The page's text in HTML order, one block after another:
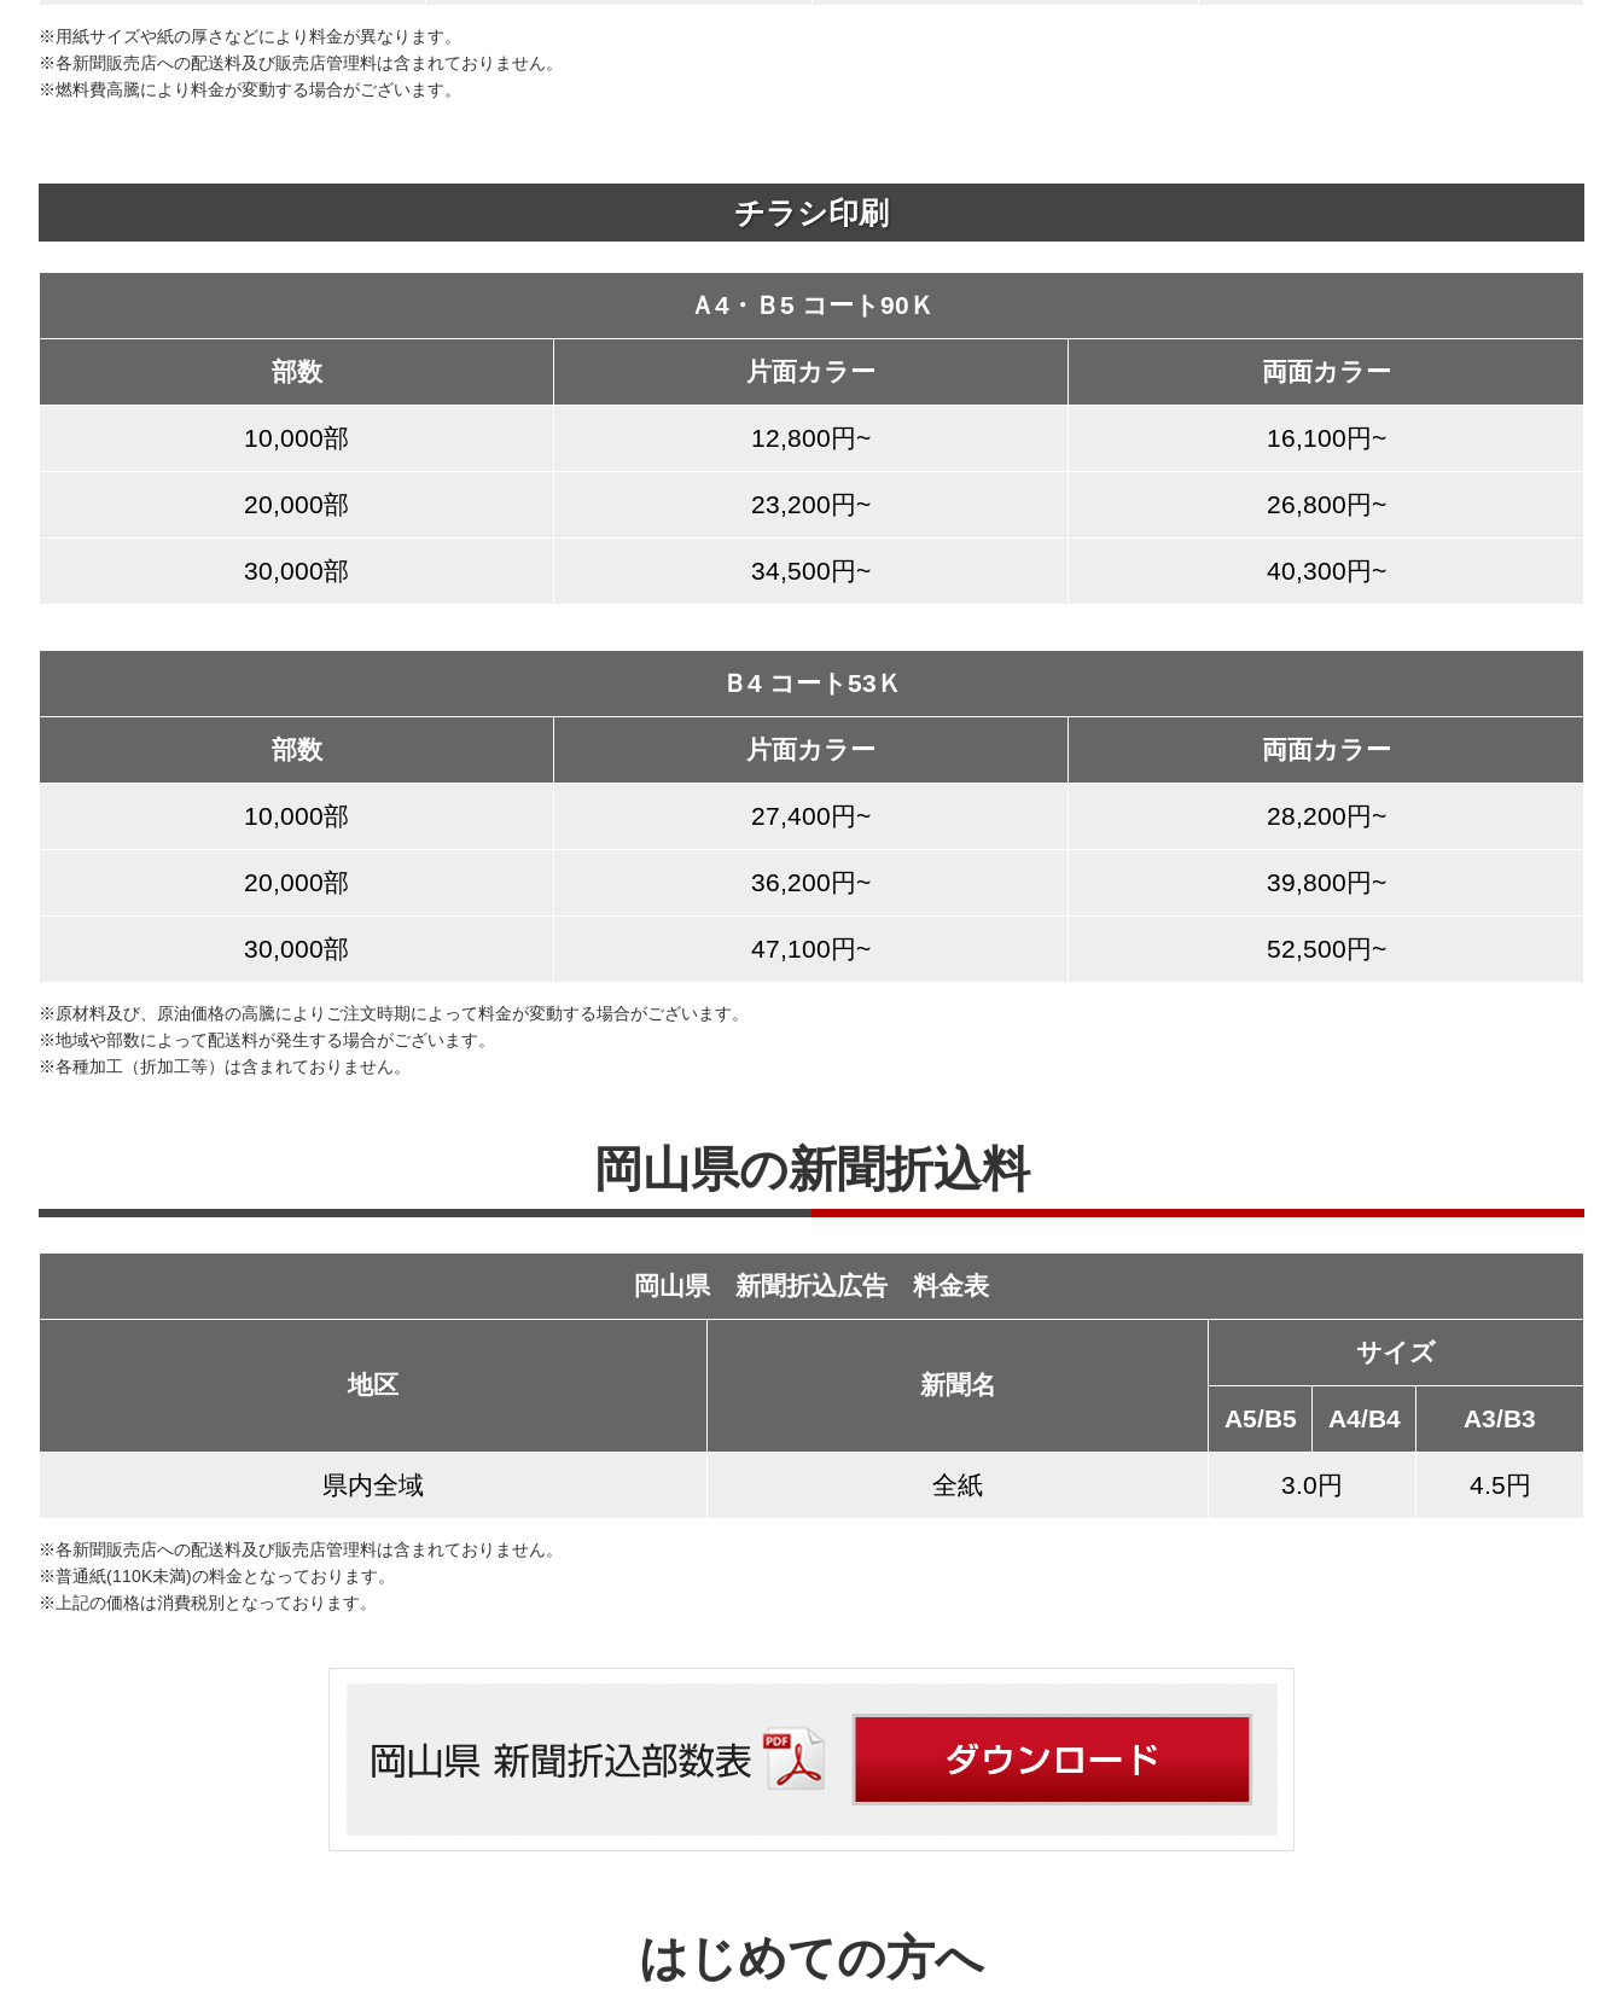
※用紙サイズや紙の厚さなどにより料金が異なります。
※各新聞販売店への配送料及び販売店管理料は含まれておりません。
※燃料費高騰により料金が変動する場合がございます。
チラシ印刷
Ａ4・Ｂ5 コート90Ｋ
部数 片面カラー 両面カラー
10,000部 12,800円~ 16,100円~
20,000部 23,200円~ 26,800円~
30,000部 34,500円~ 40,300円~
Ｂ4 コート53Ｋ
部数 片面カラー 両面カラー
10,000部 27,400円~ 28,200円~
20,000部 36,200円~ 39,800円~
30,000部 47,100円~ 52,500円~
※原材料及び、原油価格の高騰によりご注文時期によって料金が変動する場合がございます。
※地域や部数によって配送料が発生する場合がございます。
※各種加工（折加工等）は含まれておりません。
岡山県の新聞折込料
岡山県 新聞折込広告 料金表
地区 新聞名
サイズ
A5/B5 A4/B4 A3/B3
県内全域 全紙 3.0円 4.5円
※各新聞販売店への配送料及び販売店管理料は含まれておりません。
※普通紙(110K未満)の料金となっております。
※上記の価格は消費税別となっております。
はじめての方へ